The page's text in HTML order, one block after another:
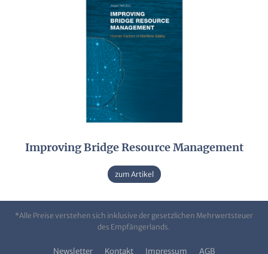
Improving Bridge Resource Management
zum Artikel
*Alle Preise verstehen sich inklusive der gesetzlichen Mehrwertsteuer
des Empfängerlands.
Newsletter Kontakt Impressum AGB